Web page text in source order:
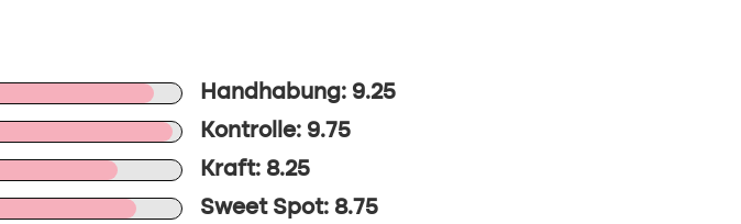
Handhabung: 9.25
Kontrolle: 9.75
Kraft: 8.25
Sweet Spot: 8.75